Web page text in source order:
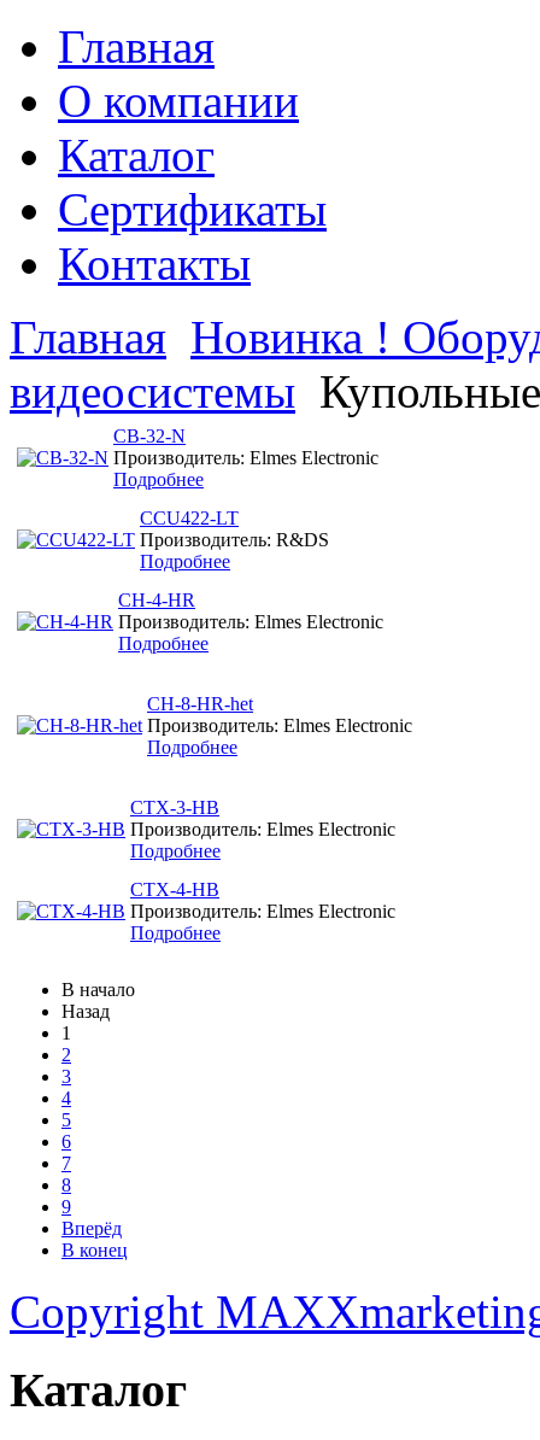
Главная
О компании
Каталог
Сертификаты
Контакты
Главная Новинка !
видеосистемы
CB-32-N
Производитель: Elmes Electronic
Подробнее
CCU422-LT
Производитель: R&DS
Подробнее
CH-4-HR
Производитель: Elmes Electronic
Подробнее
CH-8-HR-het
Производитель: Elmes Electronic
Подробнее
CTX-3-HB
Производитель: Elmes Electronic
Подробнее
CTX-4-HB
Производитель: Elmes Electronic
Подробнее
В начало
Назад
1
2
3
4
5
6
7
8
9
Вперёд
В конец
Copyright
Каталог